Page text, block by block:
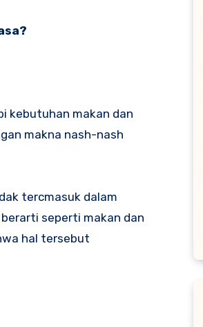
kebutuhan makan dan
makna nash-nash
tercmasuk dalam
seperti makan dan
hal tersebut